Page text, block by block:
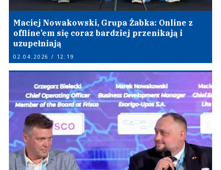
Maciej Nowakowski, Grupa Żabka: Online z
offline’em się coraz bardziej przenikają i
uzupełniają
02.04.2026 / 12:19